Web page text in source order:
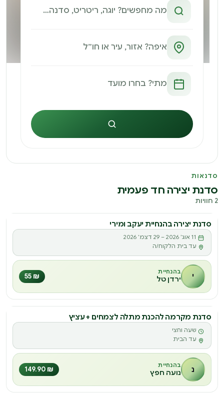
חיפוש
סדנאות
סדנת יצירה חד פעמית
2 חוויות
סדנה
ס
סדנת יצירה בהנחיית יעקב ומירי
11 אוג׳ 2026 – 29 דצמ׳ 2026
עד בית הלקוח/ה
י בהנחיית
ירדן טל ₪ 55
סדנה
ס
סדנת מקרמה להכנת מתלה לצמחים + עציץ
שעה וחצי
עד הבית
נ בהנחיית
נועה חפץ ₪ 149.90